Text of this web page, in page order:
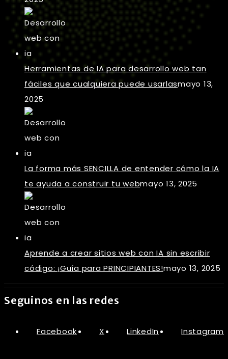
Herramientas de IA para desarrollo web tan
fáciles que cualquiera puede usarlasmayo 13,
2025
La forma más SENCILLA de entender cómo la IA
te ayuda a construir tu webmayo 13, 2025
Aprende a crear sitios web con IA sin escribir
código: ¡Guía para PRINCIPIANTES!mayo 13, 2025
Seguinos en las redes
Facebook X LinkedIn Instagram